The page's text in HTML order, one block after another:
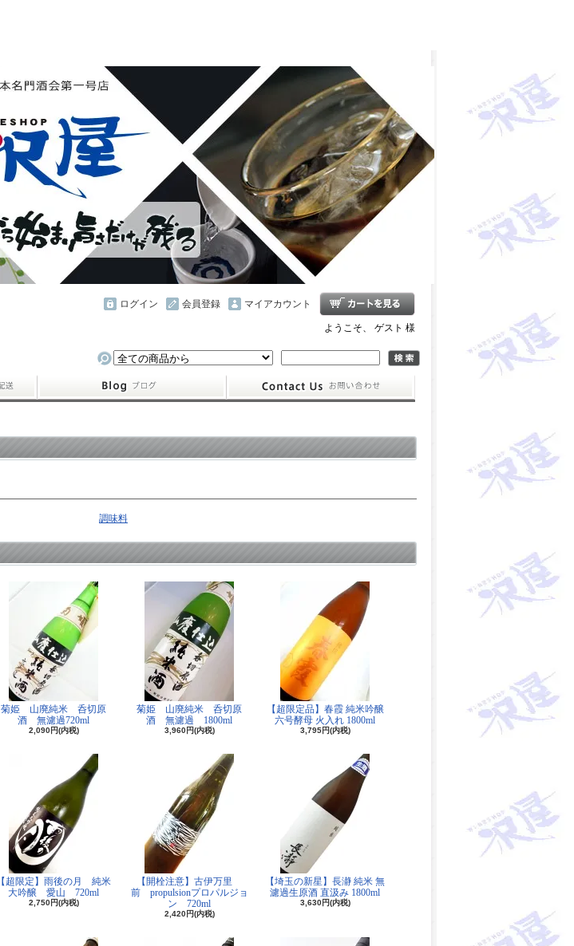
マイアカウント
会員登録
ログイン
ようこそ、 ゲスト 様
調味料
菊姫 山廃純米 呑切原
酒 無濾過720ml
2,090円(内税)
菊姫 山廃純米 呑切原
酒 無濾過 1800ml
3,960円(内税)
【超限定品】春霞 純米吟醸
六号酵母 火入れ 1800ml
3,795円(内税)
【超限定】雨後の月 純米
大吟醸 愛山 720ml
2,750円(内税)
【開栓注意】古伊万里
前 propulsionプロパルジョ
ン 720ml
2,420円(内税)
【埼玉の新星】長瀞 純米 無
濾過生原酒 直汲み 1800ml
3,630円(内税)